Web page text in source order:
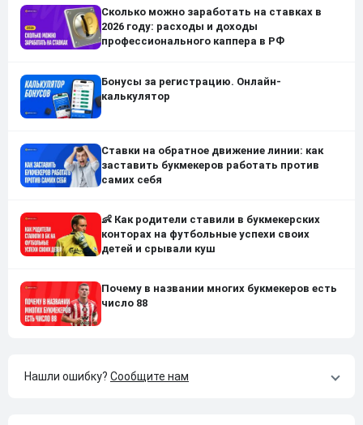
Сколько можно заработать на ставках в
2026 году: расходы и доходы
профессионального каппера в РФ
Бонусы за регистрацию. Онлайн-
калькулятор
Ставки на обратное движение линии: как
заставить букмекеров работать против
самих себя
👶 Как родители ставили в букмекерских
конторах на футбольные успехи своих
детей и срывали куш
Почему в названии многих букмекеров есть
число 88
Нашли ошибку? Сообщите нам